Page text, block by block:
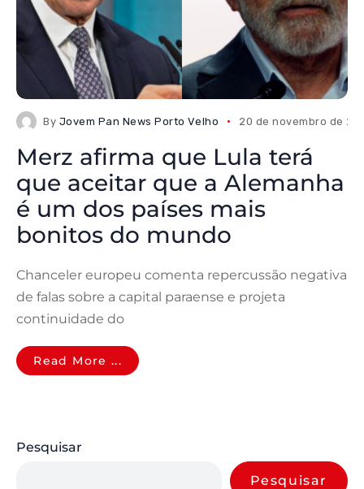
By Jovem Pan News Porto Velho 20 de novembro de
Merz afirma que Lula terá
que aceitar que a Alemanha
é um dos países mais
bonitos do mundo
Chanceler europeu comenta repercussão negativa
de falas sobre a capital paraense e projeta
continuidade do
Read More ...
Pesquisar
Pesquisar